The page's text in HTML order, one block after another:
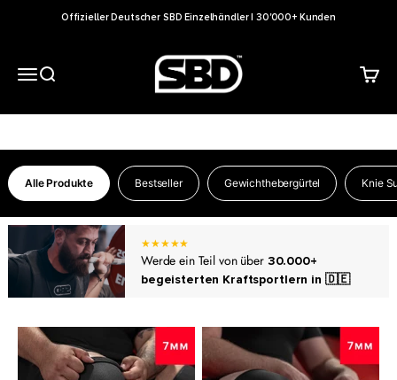
Offizieller Deutscher SBD Einzelhändler | 30'000+ Kunden
MenüSuche
SBD Germany
Der Marktführer im Bereich Support, Kleidung und Zubehör für
den Kraftsport und Fitnessbereich.
Alle Produkte Bestseller Gewichthebergürtel Knie
★★★★★
Werde ein Teil von über 30.000+
begeisterten Kraftsportlern in 🇩🇪